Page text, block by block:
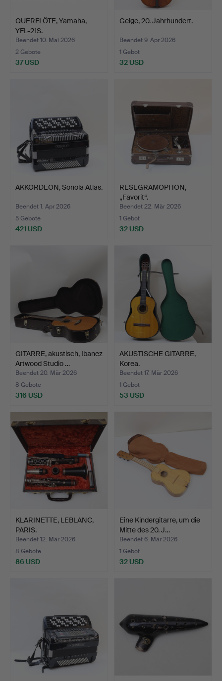
QUERFLÖTE, Yamaha,
YFL-21S.
Beendet 10. Mai 2026
2 Gebote
37 USD
Geige, 20. Jahrhundert.
Beendet 9. Apr 2026
1 Gebot
32 USD
AKKORDEON, Sonola Atlas.
Beendet 1. Apr 2026
5 Gebote
421 USD
RESEGRAMOPHON,
„Favorit“.
Beendet 22. Mär 2026
1 Gebot
32 USD
GITARRE, akustisch, Ibanez
Artwood Studio …
Beendet 20. Mär 2026
8 Gebote
316 USD
AKUSTISCHE GITARRE,
Korea.
Beendet 17. Mär 2026
1 Gebot
53 USD
KLARINETTE, LEBLANC,
PARIS.
Beendet 12. Mär 2026
8 Gebote
86 USD
Eine Kindergitarre, um die
Mitte des 20. J…
Beendet 6. Mär 2026
1 Gebot
32 USD